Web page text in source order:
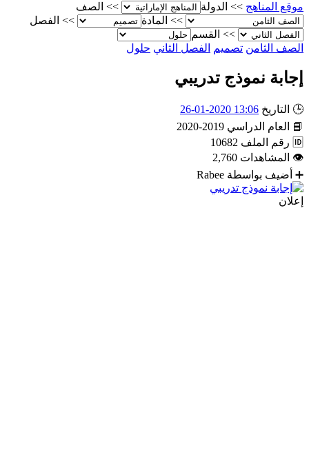
>> الدولة >> الصف
المادة
الفصل
>> القسم
تصميم الفصل الثاني حلول
نموذج تدريبي
13:06 2020-01-26
الدراسي
2019-2020
الملف 10682
2,760
بواسطة Rabee